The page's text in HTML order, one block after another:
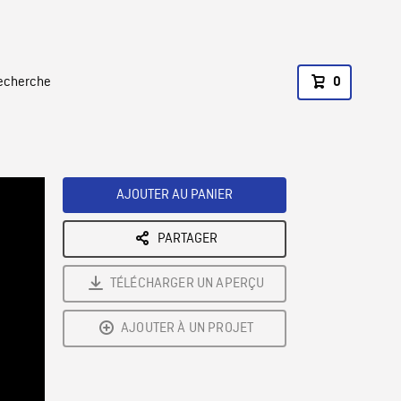
0
AJOUTER AU PANIER
PARTAGER
TÉLÉCHARGER UN APERÇU
AJOUTER À UN PROJET